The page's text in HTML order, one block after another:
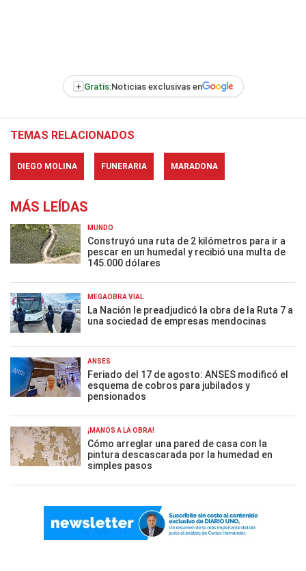
+ Gratis:Noticias exclusivas en
TEMAS RELACIONADOS
DIEGO MOLINA FUNERARIA MARADONA
MÁS LEÍDAS
MUNDO
Construyó una ruta de 2 kilómetros para ir a
pescar en un humedal y recibió una multa de
145.000 dólares
MEGAOBRA VIAL
La Nación le preadjudicó la obra de la Ruta 7 a
una sociedad de empresas mendocinas
ANSES
Feriado del 17 de agosto: ANSES modificó el
esquema de cobros para jubilados y
pensionados
¡MANOS A LA OBRA!
Cómo arreglar una pared de casa con la
pintura descascarada por la humedad en
simples pasos